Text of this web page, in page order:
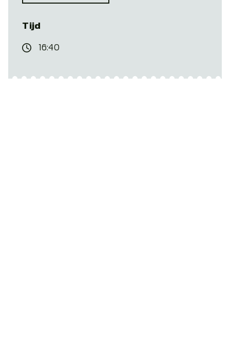
Tijd
16:40